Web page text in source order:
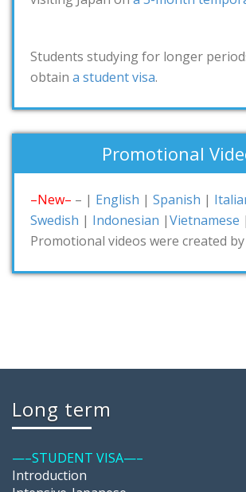
Students studying for longer
obtain a student visa.
Promotional
–New– – | English | Spanish |
Swedish | Indonesian |Vietnamese |
Promotional videos were created
Long term
—–STUDENT VISA—–
Introduction